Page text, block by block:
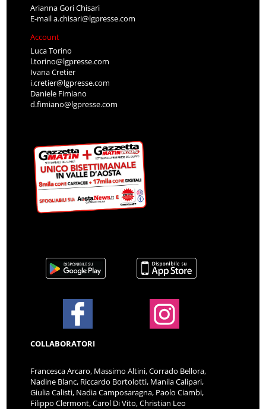
Arianna Gori Chisari
E-maila.chisari@lgpresse.com
Account
Luca Torino
l.torino@lgpresse.com
Ivana Cretier
i.cretier@lgpresse.com
Daniele Fimiano
d.fimiano@lgpresse.com
COLLABORATORI
Francesca Arcaro, Massimo Altini, Corrado Bellora,
Nadine Blanc, Riccardo Bortolotti, Manila Calipari,
Giulia Calisti, Nadia Camposaragna, Paolo Ciambi,
Filippo Clermont, Carol Di Vito, Christian Leo